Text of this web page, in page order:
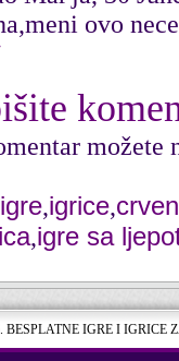
ovo
možete
igre,igrice,
,igre sa
BESPLATNE IGRE I IGRICE